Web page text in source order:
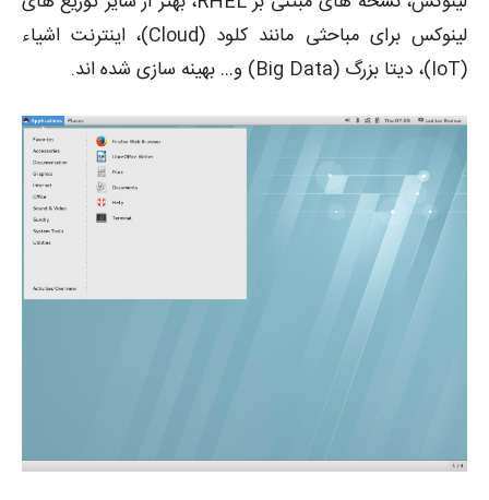
لینوکس برای مباحثی مانند کلود (Cloud)، اینترنت اشیاء
(IoT)، دیتا بزرگ (Big Data) و… بهینه سازی شده اند.